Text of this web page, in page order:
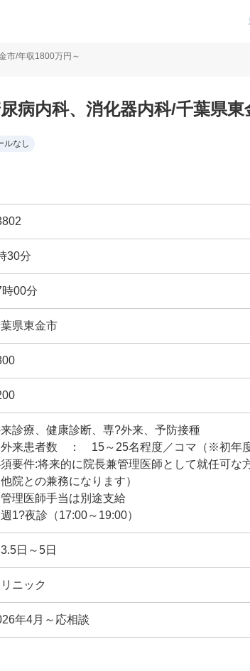
市/年収1800万円～
病内科、消化器内科/千葉県
ルなし
30分
時00分
県東金市
診療、健康診断、専?外来、予防接種
来患者数 ： 15～25名程度／コマ（※初年度
要件:将来的に院長兼管理医師として就任可な
他院との兼務になります）
理医師手当は別途支給
1?夜診（17:00～19:00）
日～5日
ニック
年4月～応相談